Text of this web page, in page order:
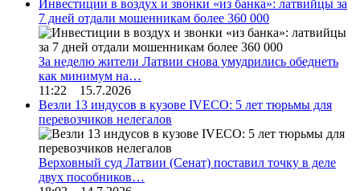
Инвестиции в воздух и звонки «из банка»: латвийцы за
7 дней отдали мошенникам более 360 000
За неделю жители Латвии снова умудрились обеднеть
как минимум на…
11:22 15.7.2026
Везли 13 индусов в кузове IVECO: 5 лет тюрьмы для
перевозчиков нелегалов
Верховный суд Латвии (Сенат) поставил точку в деле
двух пособников…